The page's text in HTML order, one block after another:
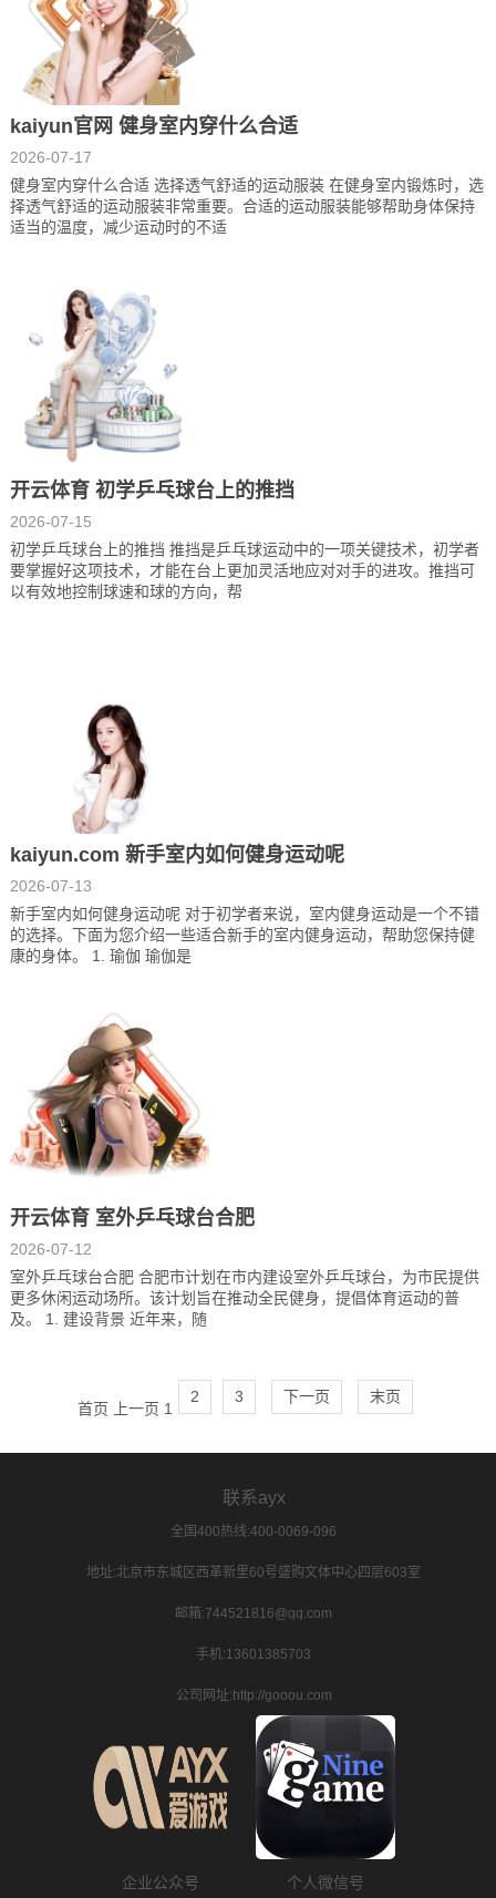
kaiyun官网 健身室内穿什么合适
2026-07-17
健身室内穿什么合适 选择透气舒适的运动服装 在健身室内锻炼时，选
择透气舒适的运动服装非常重要。合适的运动服装能够帮助身体保持
适当的温度，减少运动时的不适
开云体育 初学乒乓球台上的推挡
2026-07-15
初学乒乓球台上的推挡 推挡是乒乓球运动中的一项关键技术，初学者
要掌握好这项技术，才能在台上更加灵活地应对对手的进攻。推挡可
以有效地控制球速和球的方向，帮
kaiyun.com 新手室内如何健身运动呢
2026-07-13
新手室内如何健身运动呢 对于初学者来说，室内健身运动是一个不错
的选择。下面为您介绍一些适合新手的室内健身运动，帮助您保持健
康的身体。 1. 瑜伽 瑜伽是
开云体育 室外乒乓球台合肥
2026-07-12
室外乒乓球台合肥 合肥市计划在市内建设室外乒乓球台，为市民提供
更多休闲运动场所。该计划旨在推动全民健身，提倡体育运动的普
及。 1. 建设背景 近年来，随
首页 上一页 1
2 3 下一页 末页
联系ayx
全国400热线:400-0069-096
地址:北京市东城区西革新里60号盛购文体中心四层603室
邮箱:744521816@qq.com
手机:13601385703
公司网址:http://gooou.com
企业公众号 个人微信号